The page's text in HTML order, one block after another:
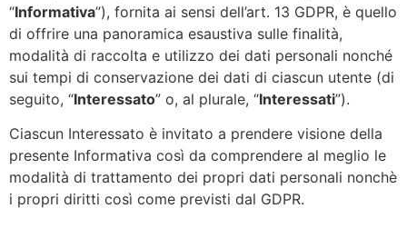
“Informativa”), fornita ai sensi dell’art. 13 GDPR, è quello
di offrire una panoramica esaustiva sulle finalità,
modalità di raccolta e utilizzo dei dati personali nonché
sui tempi di conservazione dei dati di ciascun utente (di
seguito, “Interessato” o, al plurale, “Interessati”).
Ciascun Interessato è invitato a prendere visione della
presente Informativa così da comprendere al meglio le
modalità di trattamento dei propri dati personali nonchè
i propri diritti così come previsti dal GDPR.